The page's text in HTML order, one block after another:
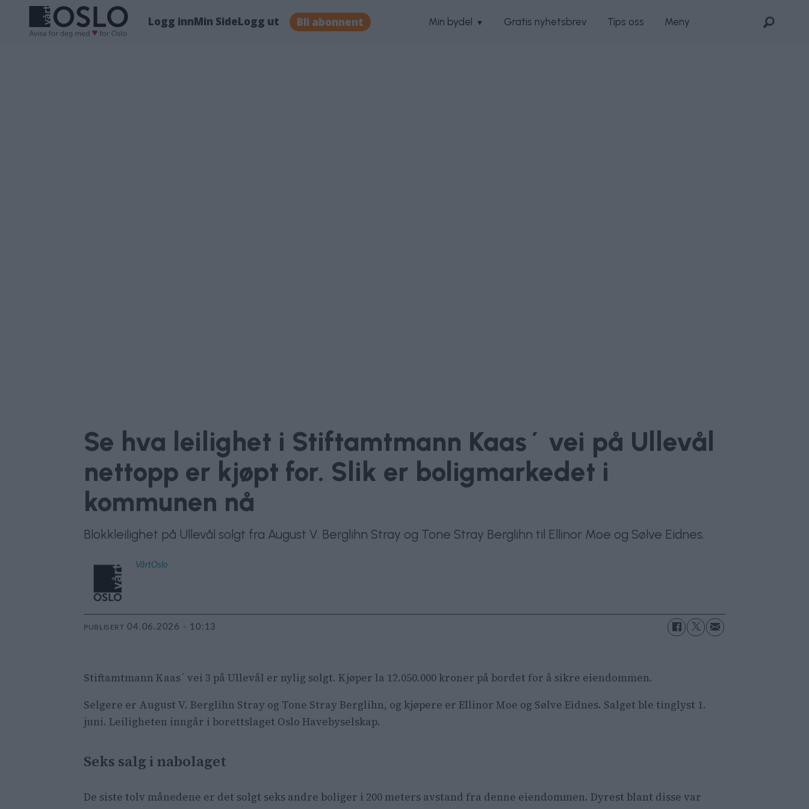
Logg innMin SideLogg ut Bli abonnent Min bydel Gratis nyhetsbrev Tips oss Meny
Se hva leilighet i Stiftamtmann Kaas´ vei på Ullevål
nettopp er kjøpt for. Slik er boligmarkedet i
kommunen nå
Blokkleilighet på Ullevål solgt fra August V. Berglihn Stray og Tone Stray Berglihn til Ellinor Moe og Sølve Eidnes.
VårtOslo
PUBLISERT 04.06.2026 - 10:13
Stiftamtmann Kaas´ vei 3 på Ullevål er nylig solgt. Kjøper la 12.050.000 kroner på bordet for å sikre eiendommen.
Selgere er August V. Berglihn Stray og Tone Stray Berglihn, og kjøpere er Ellinor Moe og Sølve Eidnes. Salget ble tinglyst 1.
juni. Leiligheten inngår i borettslaget Oslo Havebyselskap.
Seks salg i nabolaget
De siste tolv månedene er det solgt seks andre boliger i 200 meters avstand fra denne eiendommen. Dyrest blant disse var